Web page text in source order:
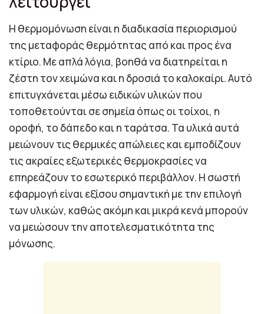
Η θερμομόνωση είναι η διαδικασία περιορισμού
της μεταφοράς θερμότητας από και προς ένα
κτίριο. Με απλά λόγια, βοηθά να διατηρείται η
ζέστη τον χειμώνα και η δροσιά το καλοκαίρι. Αυτό
επιτυγχάνεται μέσω ειδικών υλικών που
τοποθετούνται σε σημεία όπως οι τοίχοι, η
οροφή, το δάπεδο και η ταράτσα. Τα υλικά αυτά
μειώνουν τις θερμικές απώλειες και εμποδίζουν
τις ακραίες εξωτερικές θερμοκρασίες να
επηρεάζουν το εσωτερικό περιβάλλον. Η σωστή
εφαρμογή είναι εξίσου σημαντική με την επιλογή
των υλικών, καθώς ακόμη και μικρά κενά μπορούν
να μειώσουν την αποτελεσματικότητα της
μόνωσης.